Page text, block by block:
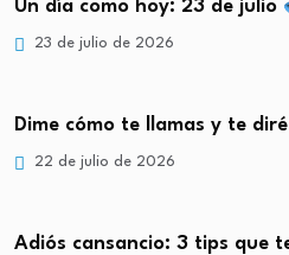
Un día como hoy: 23 de julio
23 de julio de 2026
Dime cómo te llamas y te
22 de julio de 2026
Adiós cansancio: 3 tips que